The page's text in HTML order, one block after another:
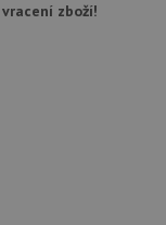
zboží!